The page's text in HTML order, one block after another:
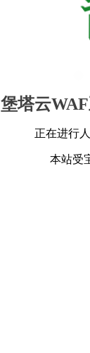
堡塔云
正在进行
本站受